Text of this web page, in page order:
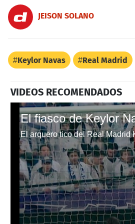
JEISON SOLANO
Keylor Navas Real Madrid
VIDEOS RECOMENDADOS